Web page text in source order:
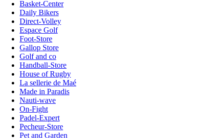
Basket-Center
Daily Bikers
Direct-Volley
Espace Golf
Foot-Store
Gallop Store
Golf and co
Handball-Store
House of Rugby
La sellerie de Maé
Made in Paradis
Nauti-wave
On-Fight
Padel-Expert
Pecheur-Store
Pet and Garden